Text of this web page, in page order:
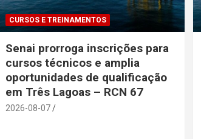
CURSOS E TREINAMENTOS
Senai prorroga inscrições para
cursos técnicos e amplia
oportunidades de qualificação
em Três Lagoas – RCN 67
2026-08-07